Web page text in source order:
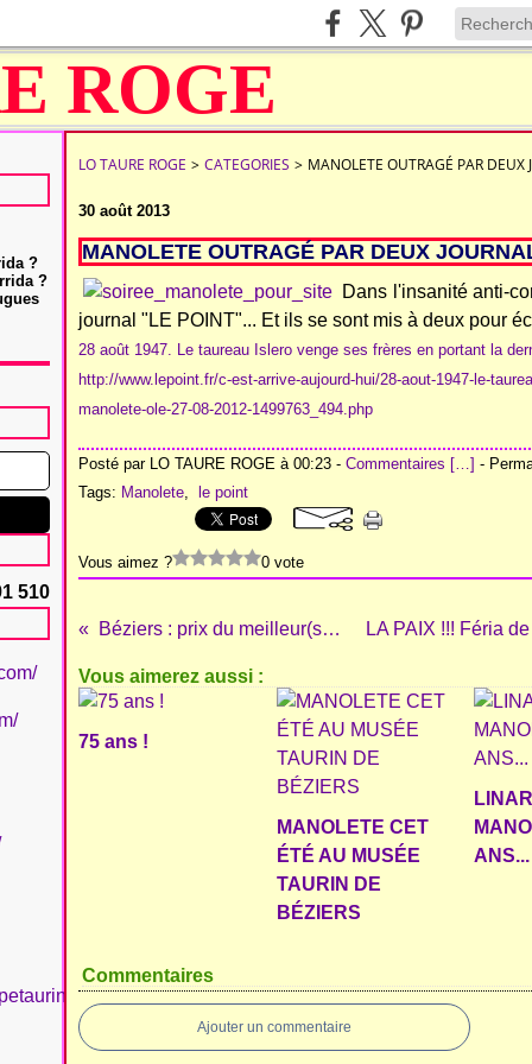
?
?
510
LO TAURE ROGE > CATEGORIES > MANOLETE OUTRAGÉ PAR DEUX
30 août 2013
MANOLETE OUTRAGÉ PAR DEUX
Dans l'insanité anti-
journal "LE POINT"... Et ils se sont mis à deux pour
28 août 1947. Le taureau Islero venge ses frères en portant la
http://www.lepoint.fr/c-est-arrive-aujourd-hui/28-aout-1947-le-
manolete-ole-27-08-2012-1499763_494.php
Posté par LO TAURE ROGE à 00:23 - Commentaires […] -
Tags: Manolete, le point
Vous aimez ? 0 vote
Béziers : prix du meilleur(s) novillero(s) 2013
Vous aimerez aussi :
75 ans !
MANOLETE CET
ÉTÉ AU MUSÉE
TAURIN DE
BÉZIERS
ANS...
Commentaires
Ajouter un commentaire